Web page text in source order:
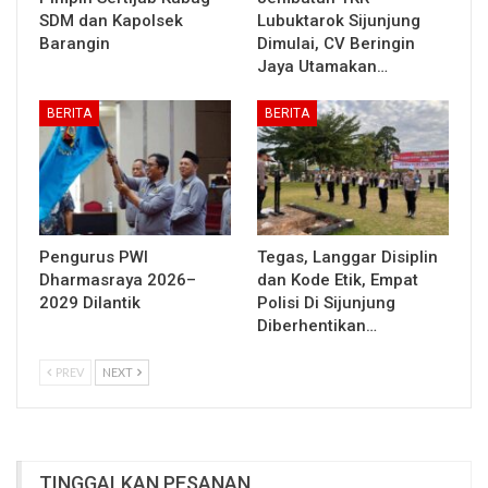
SDM dan Kapolsek
Barangin
Lubuktarok Sijunjung
Dimulai, CV Beringin
Jaya Utamakan…
BERITA
Pengurus PWI
Dharmasraya 2026–
2029 Dilantik
BERITA
Tegas, Langgar Disiplin
dan Kode Etik, Empat
Polisi Di Sijunjung
Diberhentikan…
PREV NEXT
TINGGALKAN PESANAN